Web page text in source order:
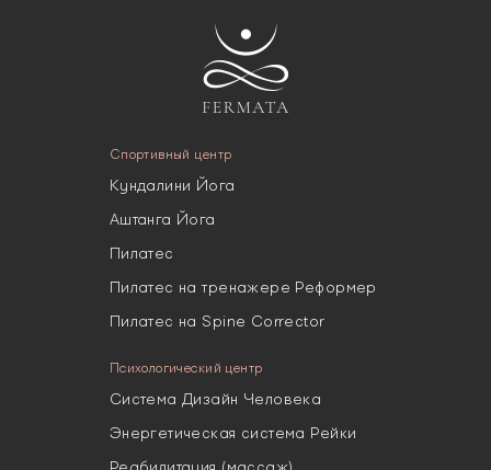
Спортивный центр
Кундалини Йога
Аштанга Йога
Пилатес
Пилатес на тренажере Реформер
Пилатес на Spine Corrector
Психологический центр
Система Дизайн Человека
Энергетическая система Рейки